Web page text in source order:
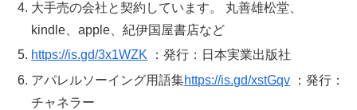
大手売の会社と契約しています。 丸善雄松堂、
kindle、apple、紀伊国屋書店など
https://is.gd/3x1WZK ：発行：日本実業出版社
アパレルソーイング用語集https://is.gd/xstGqv ：発行：
チャネラー